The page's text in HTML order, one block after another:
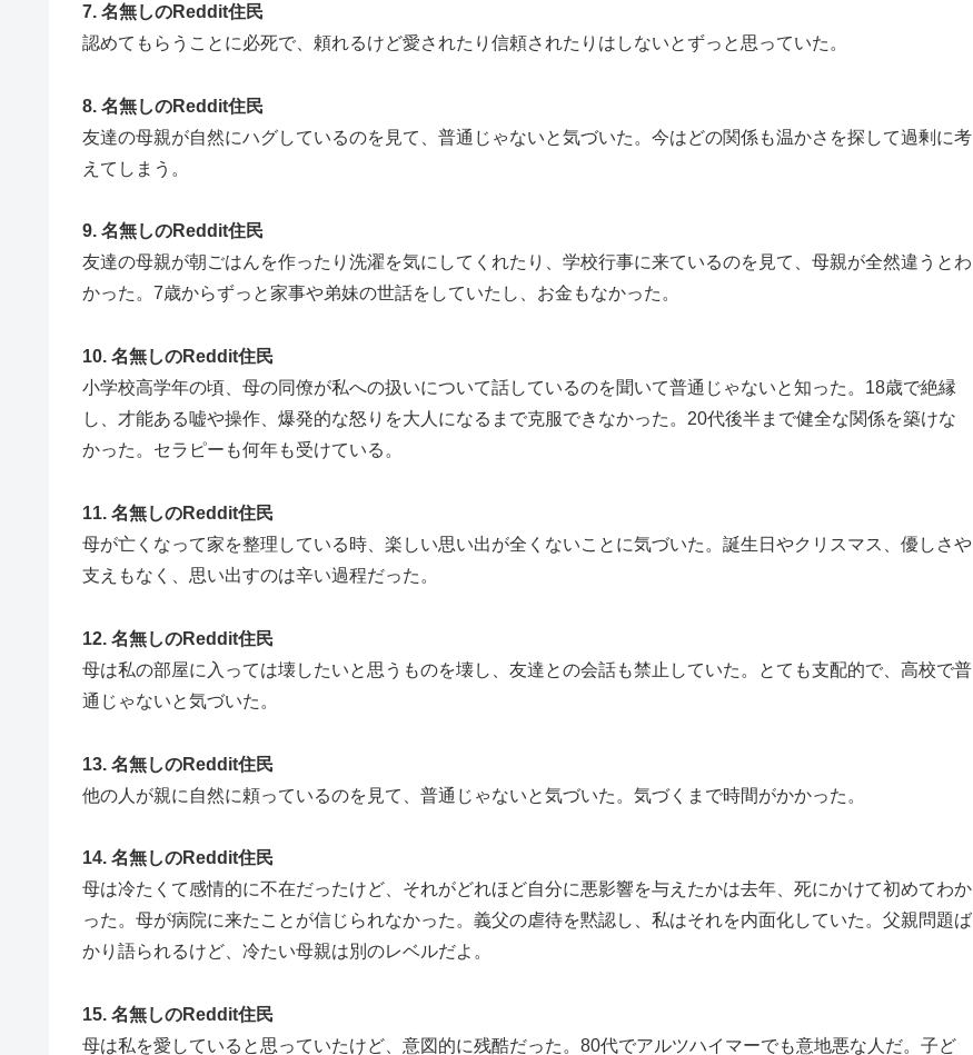
7. 名無しのReddit住民
認めてもらうことに必死で、頼れるけど愛されたり信頼されたりはしないとずっと思っていた。
8. 名無しのReddit住民
友達の母親が自然にハグしているのを見て、普通じゃないと気づいた。今はどの関係も温かさを探して過剰に考
えてしまう。
9. 名無しのReddit住民
友達の母親が朝ごはんを作ったり洗濯を気にしてくれたり、学校行事に来ているのを見て、母親が全然違うとわ
かった。7歳からずっと家事や弟妹の世話をしていたし、お金もなかった。
10. 名無しのReddit住民
小学校高学年の頃、母の同僚が私への扱いについて話しているのを聞いて普通じゃないと知った。18歳で絶縁
し、才能ある嘘や操作、爆発的な怒りを大人になるまで克服できなかった。20代後半まで健全な関係を築けな
かった。セラピーも何年も受けている。
11. 名無しのReddit住民
母が亡くなって家を整理している時、楽しい思い出が全くないことに気づいた。誕生日やクリスマス、優しさや
支えもなく、思い出すのは辛い過程だった。
12. 名無しのReddit住民
母は私の部屋に入っては壊したいと思うものを壊し、友達との会話も禁止していた。とても支配的で、高校で普
通じゃないと気づいた。
13. 名無しのReddit住民
他の人が親に自然に頼っているのを見て、普通じゃないと気づいた。気づくまで時間がかかった。
14. 名無しのReddit住民
母は冷たくて感情的に不在だったけど、それがどれほど自分に悪影響を与えたかは去年、死にかけて初めてわか
った。母が病院に来たことが信じられなかった。義父の虐待を黙認し、私はそれを内面化していた。父親問題ば
かり語られるけど、冷たい母親は別のレベルだよ。
15. 名無しのReddit住民
母は私を愛していると思っていたけど、意図的に残酷だった。80代でアルツハイマーでも意地悪な人だ。子ど